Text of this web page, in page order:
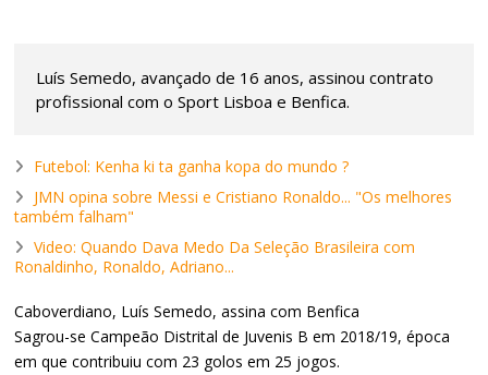
Luís Semedo, avançado de 16 anos, assinou contrato
profissional com o Sport Lisboa e Benfica.
Futebol: Kenha ki ta ganha kopa do mundo ?
JMN opina sobre Messi e Cristiano Ronaldo... "Os melhores
também falham"
Video: Quando Dava Medo Da Seleção Brasileira com
Ronaldinho, Ronaldo, Adriano...
Caboverdiano, Luís Semedo, assina com Benfica
Sagrou-se Campeão Distrital de Juvenis B em 2018/19, época
em que contribuiu com 23 golos em 25 jogos.